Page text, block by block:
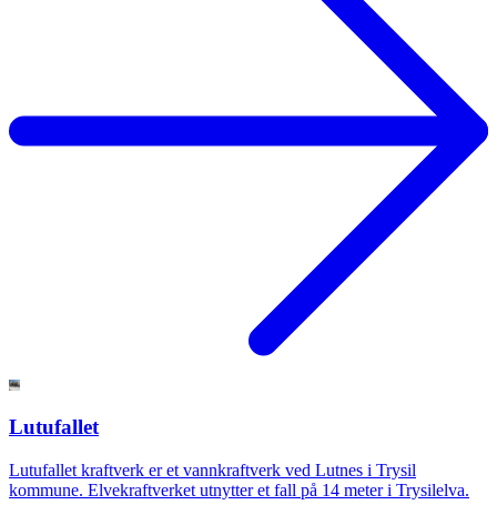
Lutufallet
Lutufallet kraftverk er et vannkraftverk ved Lutnes i Trysil
kommune. Elvekraftverket utnytter et fall på 14 meter i Trysilelva.